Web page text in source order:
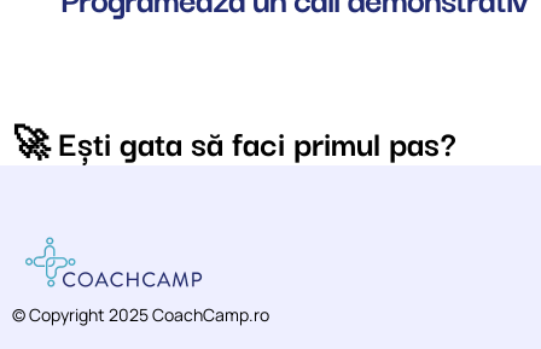
🚀 Ești gata să faci primul pas?
© Copyright 2025 CoachCamp.ro